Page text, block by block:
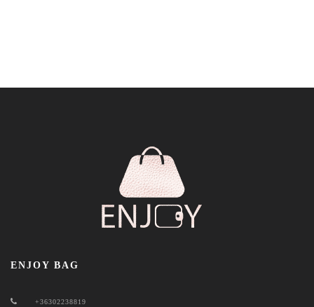
ENJOY BAG
+36302238819